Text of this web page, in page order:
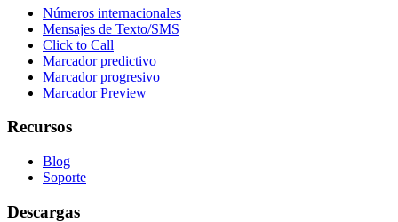
Números internacionales
Mensajes de Texto/SMS
Click to Call
Marcador predictivo
Marcador progresivo
Marcador Preview
Recursos
Blog
Soporte
Descargas